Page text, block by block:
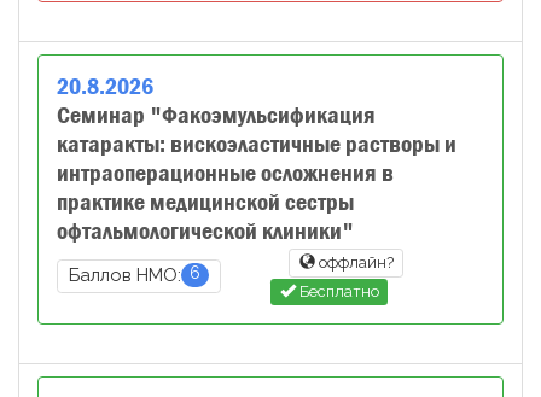
20.8.2026
Семинар "Факоэмульсификация
катаракты: вискоэластичные растворы и
интраоперационные осложнения в
практике медицинской сестры
офтальмологической клиники"
Баллов НМО: 6
оффлайн?
Бесплатно